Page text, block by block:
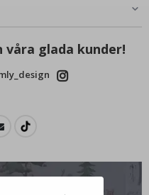
glada kunder!